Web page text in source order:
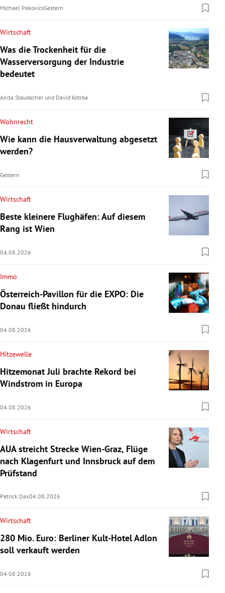
Michael PekovicsGestern
Wirtschaft
Was die Trockenheit für die
Wasserversorgung der Industrie
bedeutet
Anita Staudacher und David Kotrba
Wohnrecht
Wie kann die Hausverwaltung abgesetzt
werden?
Gestern
Wirtschaft
Beste kleinere Flughäfen: Auf diesem
Rang ist Wien
04.08.2026
Immo
Österreich-Pavillon für die EXPO: Die
Donau fließt hindurch
04.08.2026
Hitzewelle
Hitzemonat Juli brachte Rekord bei
Windstrom in Europa
04.08.2026
Wirtschaft
AUA streicht Strecke Wien-Graz, Flüge
nach Klagenfurt und Innsbruck auf dem
Prüfstand
Patrick Dax04.08.2026
Wirtschaft
280 Mio. Euro: Berliner Kult-Hotel Adlon
soll verkauft werden
04.08.2026